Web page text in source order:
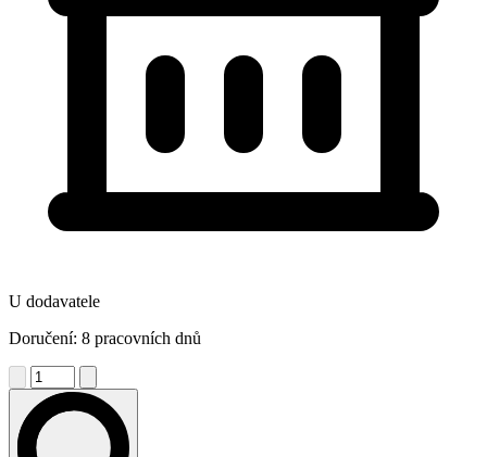
U dodavatele
Doručení: 8 pracovních dnů